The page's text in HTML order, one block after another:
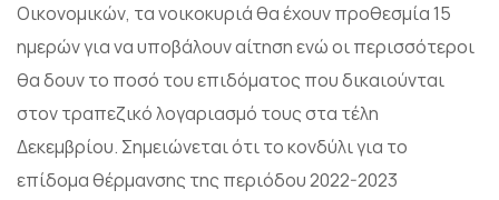
Οικονομικών, τα νοικοκυριά θα έχουν προθεσμία 15
ημερών για να υποβάλουν αίτηση ενώ οι περισσότεροι
θα δουν το ποσό του επιδόματος που δικαιούνται
στον τραπεζικό λογαριασμό τους στα τέλη
Δεκεμβρίου. Σημειώνεται ότι το κονδύλι για το
επίδομα θέρμανσης της περιόδου 2022-2023